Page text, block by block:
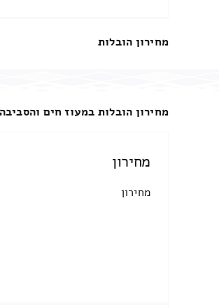
מחירון הובלות
מחירון הובלות במעוז חים
מחירון
מחירון